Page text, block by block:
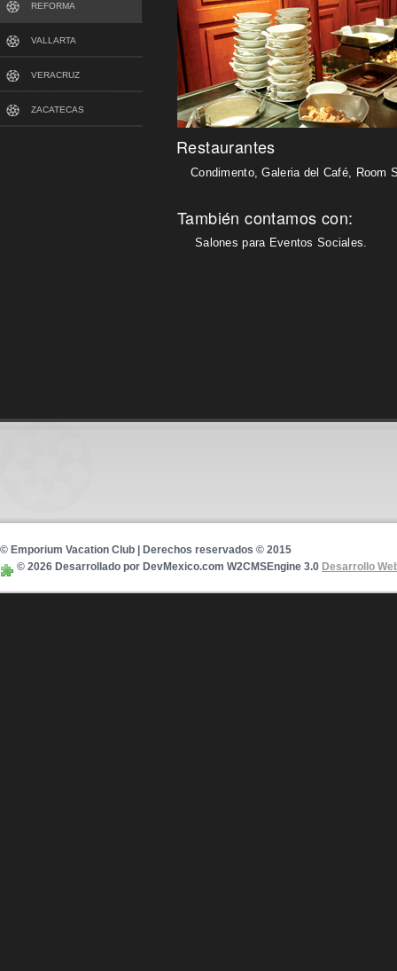
REFORMA
VALLARTA
VERACRUZ
ZACATECAS
Restaurantes
Condimento, Galeria del Café, Room
También contamos con:
Salones para Eventos Sociales.
© Emporium Vacation Club | Derechos reservados © 2015
© 2026 Desarrollado por DevMexico.com W2CMSEngine 3.0 Desarrollo